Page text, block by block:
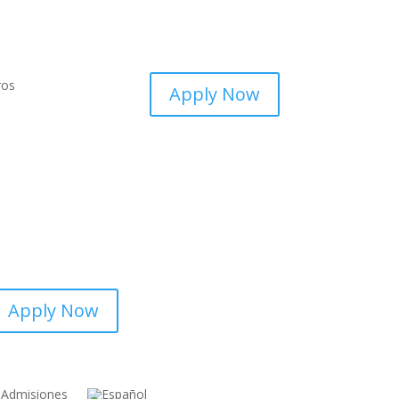
Apply Now
Apply Now
Admisiones